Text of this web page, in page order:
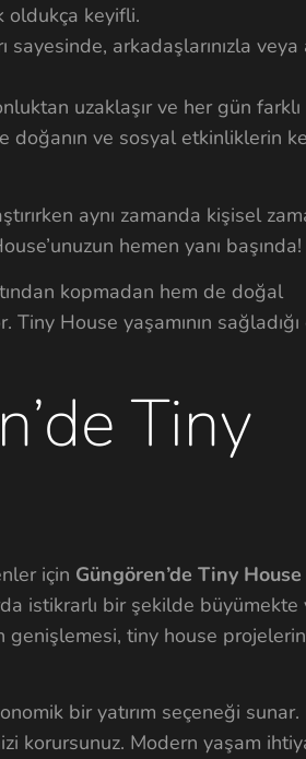
oldukça keyifli.
arkadaşlarınızla veya
uzaklaşır ve her gün
doğanın ve sosyal etkinliklerin
aynı zamanda kişisel
hemen yanı başında!
kopmadan hem de doğal
House yaşamının
Tiny
için Güngören’de Tiny House
istikrarlı bir şekilde büyümekte
genişlemesi, tiny house
bir yatırım seçeneği sunar.
Modern yaşam